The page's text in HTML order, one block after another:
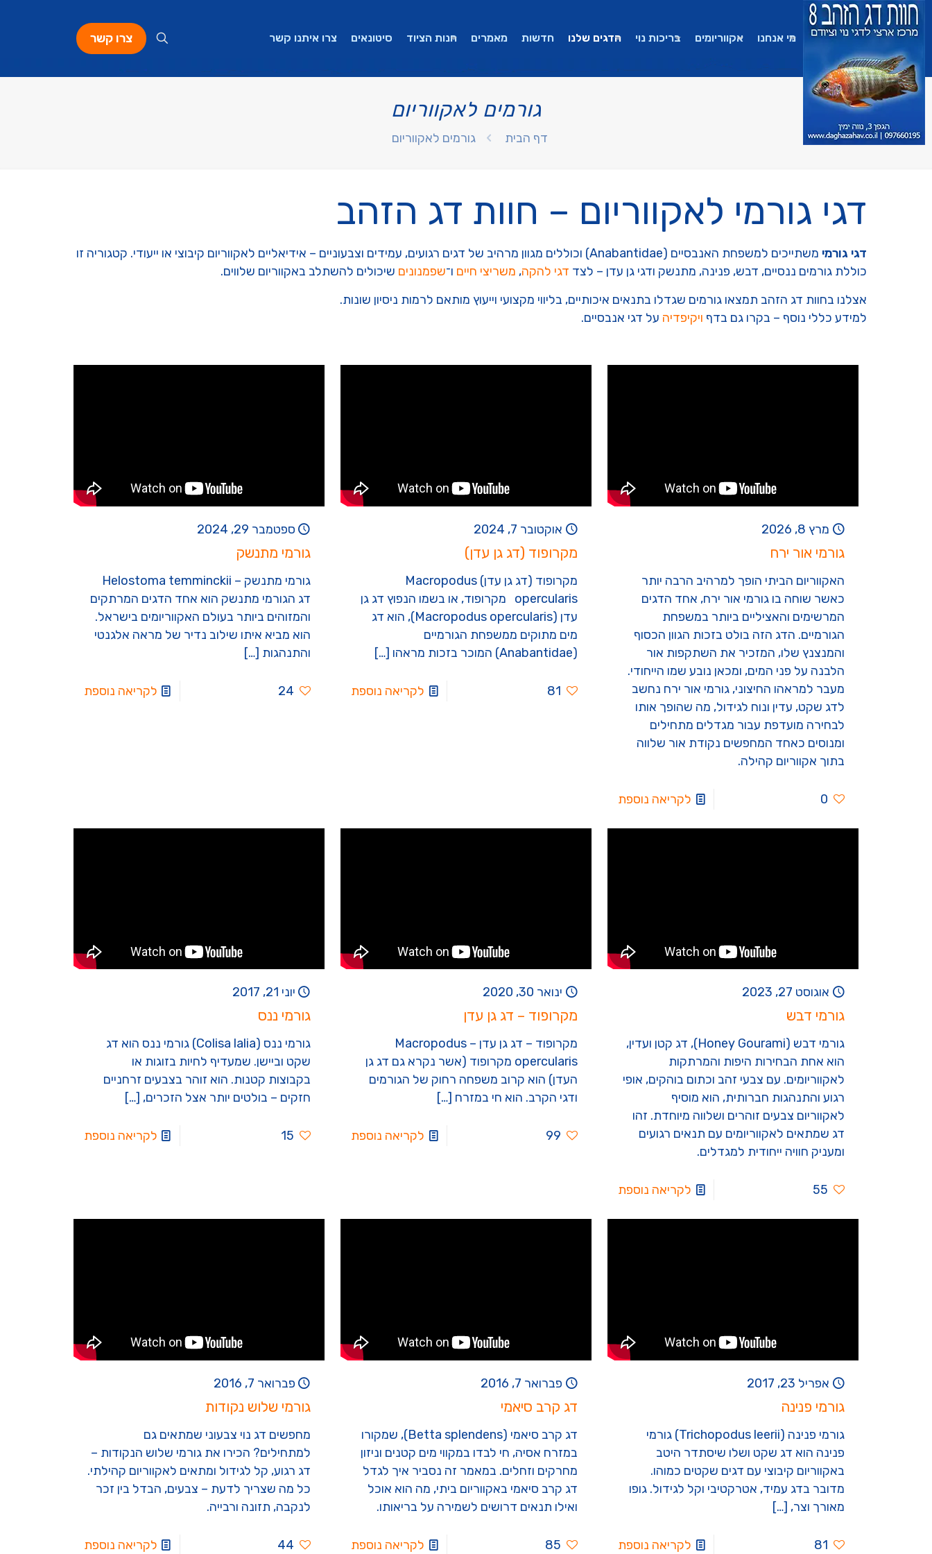
מי אנחנו אקווריומים בריכות נוי הדגים שלנו חדשות מאמרים חנות הציוד סיטונאים צרו איתנו קשר צרו קשר
גורמים לאקווריום
דף הבית גורמים לאקווריום
דגי גורמי לאקווריום – חוות דג הזהב
דגי גורמי
משתייכים למשפחת האנבסיים (Anabantidae) וכוללים מגוון מרהיב של דגים רגועים, עמידים וצבעוניים – אידיאליים לאקווריום קיבוצי או ייעודי. קטגוריה זו
כוללת גורמים ננסיים, דבש, פנינה, מתנשק ודגי גן עדן – לצד דגי להקה, משריצי חיים ו־שפמנונים שיכולים להשתלב באקווריום שלווים.
אצלנו בחוות דג הזהב תמצאו גורמים שגדלו בתנאים איכותיים, בליווי מקצועי וייעוץ מותאם לרמות ניסיון שונות.
למידע כללי נוסף – בקרו גם בדף ויקיפדיה על דגי אנבסיים.
מרץ 8, 2026
גורמי אור ירח
האקווריום הביתי הופך למרהיב הרבה יותר
כאשר שוחה בו גורמי אור ירח, אחד הדגים
המרשימים והאציליים ביותר במשפחת
הגורמיים. הדג הזה בולט בזכות הגוון הכסוף
והמנצנץ שלו, המזכיר את השתקפות אור
הלבנה על פני המים, ומכאן נובע שמו הייחודי.
מעבר למראהו החיצוני, גורמי אור ירח נחשב
לדג שקט, עדין ונוח לגידול, מה שהופך אותו
לבחירה מועדפת עבור מגדלים מתחילים
ומנוסים כאחד המחפשים נקודת אור שלווה
בתוך אקווריום קהילה.
0 לקריאה נוספת
אוקטובר 7, 2024
מקרופוד (דג גן עדן)
מקרופוד (דג גן עדן) Macropodus
opercularis מקרופוד, או בשמו הנפוץ דג גן
עדן (Macropodus opercularis), הוא דג
מים מתוקים ממשפחת הגורמיים
(Anabantidae) המוכר בזכות מראהו
[…]
81 לקריאה נוספת
ספטמבר 29, 2024
גורמי מתנשק
גורמי מתנשק – Helostoma temminckii
דג הגורמי מתנשק הוא אחד הדגים המרתקים
והמזוהים ביותר בעולם האקווריומים בישראל.
הוא מביא איתו שילוב נדיר של מראה אלגנטי
והתנהגות […]
24 לקריאה נוספת
אוגוסט 27, 2023
גורמי דבש
גורמי דבש (Honey Gourami), דג קטן ועדין,
הוא אחת הבחירות היפות והמרתקות
לאקווריומים. עם צבעי זהב וכתום בוהקים, אופי
רגוע והתנהגות חברותית, הוא מוסיף
לאקווריום צבעים זוהרים ושלווה מיוחדת. זהו
דג שמתאים לאקווריומים עם תנאים רגועים
ומעניק חוויה ייחודית למגדלים.
55 לקריאה נוספת
ינואר 30, 2020
מקרופוד – דג גן עדן
מקרופוד – דג גן עדן – Macropodus
opercularis מקרופוד (אשר נקרא גם דג גן
העדן) הוא קרוב משפחה רחוק של הגורמים
ודגי הקרב. הוא חי במזרח […]
99 לקריאה נוספת
יוני 21, 2017
גורמי ננס
גורמי ננס (Colisa lalia) גורמי ננס הוא דג
שקט וביישן. שמעדיף לחיות בזוגות או
בקבוצות קטנות. הוא זוהר בצבעים זרחניים
חזקים – בולטים יותר אצל הזכרים, […]
15 לקריאה נוספת
אפריל 23, 2017
גורמי פנינה
גורמי פנינה (Trichopodus leerii) גורמי
פנינה הוא דג שקט ושלו שיסתדר היטב
באקווריום קיבוצי עם דגים שקטים כמוהו.
מדובר בדג עמיד, אטרקטיבי וקל לגידול. גופו
מאורך וצר, […]
81 לקריאה נוספת
פברואר 7, 2016
דג קרב סיאמי
דג קרב סיאמי (Betta splendens), שמקורו
במזרח אסיה, חי לבדו במקווי מים קטנים וניזון
מחרקים וזחלים. במאמר זה נסביר איך לגדל
דג קרב סיאמי באקווריום ביתי, מה הוא אוכל
ואילו תנאים דרושים לשמירה על בריאותו.
85 לקריאה נוספת
פברואר 7, 2016
גורמי שלוש נקודות
מחפשים דג נוי צבעוני שמתאים גם
למתחילים? הכירו את גורמי שלוש הנקודות –
דג רגוע, קל לגידול ומתאים לאקווריום קהילתי.
כל מה שצריך לדעת – צבעים, הבדל בין זכר
לנקבה, תזונה ורבייה.
44 לקריאה נוספת